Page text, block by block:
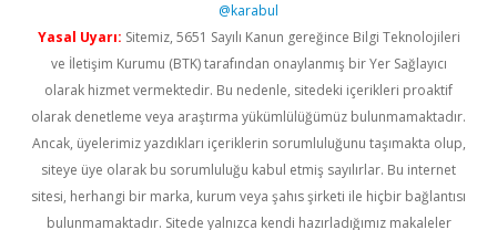
@karabul
Yasal Uyarı: Sitemiz, 5651 Sayılı Kanun gereğince Bilgi Teknolojileri
ve İletişim Kurumu (BTK) tarafından onaylanmış bir Yer Sağlayıcı
olarak hizmet vermektedir. Bu nedenle, sitedeki içerikleri proaktif
olarak denetleme veya araştırma yükümlülüğümüz bulunmamaktadır.
Ancak, üyelerimiz yazdıkları içeriklerin sorumluluğunu taşımakta olup,
siteye üye olarak bu sorumluluğu kabul etmiş sayılırlar. Bu internet
sitesi, herhangi bir marka, kurum veya şahıs şirketi ile hiçbir bağlantısı
bulunmamaktadır. Sitede yalnızca kendi hazırladığımız makaleler